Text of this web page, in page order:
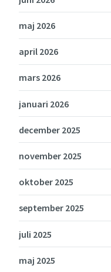
maj 2026
april 2026
mars 2026
januari 2026
december 2025
november 2025
oktober 2025
september 2025
juli 2025
maj 2025